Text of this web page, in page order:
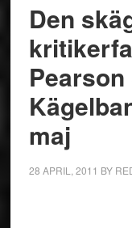
Den
maj
28 APRIL, 2011 BY